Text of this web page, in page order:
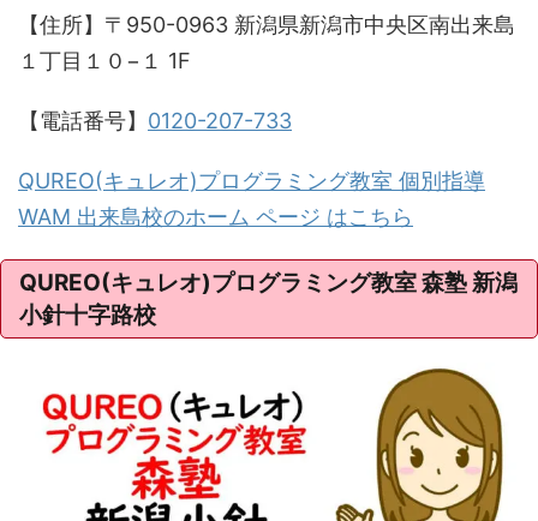
【住所】〒950-0963 新潟県新潟市中央区南出来島
１丁目１０−１ 1F
【電話番号】 0120-207-733
QUREO(キュレオ)プログラミング教室 個別指導
WAM 出来島校のホーム ページ はこちら
QUREO(キュレオ)プログラミング教室 森塾 新潟
小針十字路校